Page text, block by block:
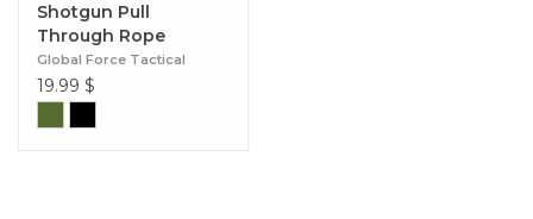
Shotgun Pull
Through Rope
Cleaner
Global Force Tactical
19.99 $